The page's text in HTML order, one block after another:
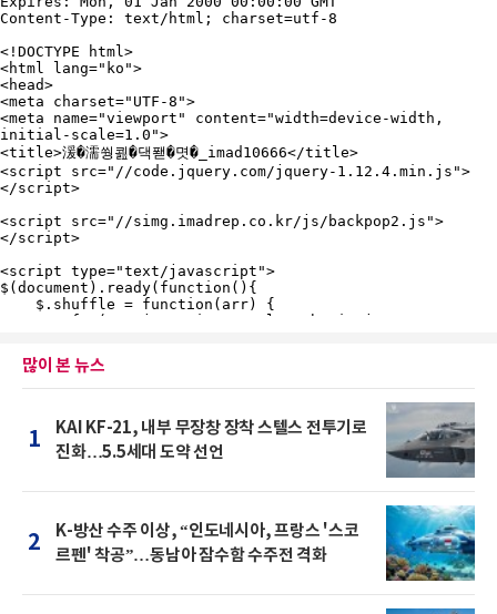
많이 본 뉴스
1
KAI KF-21, 내부 무장창 장착 스텔스 전투기로
진화…5.5세대 도약 선언
2
K-방산 수주 이상, “인도네시아, 프랑스 '스코
르펜' 착공”…동남아 잠수함 수주전 격화